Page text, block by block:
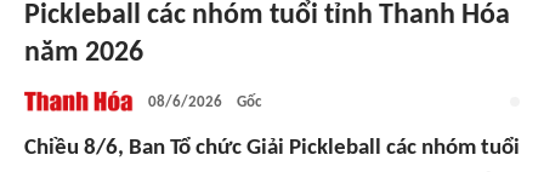
Pickleball các nhóm tuổi tỉnh Thanh Hóa
năm 2026
08/6/2026 Gốc
Chiều 8/6, Ban Tổ chức Giải Pickleball các nhóm tuổi